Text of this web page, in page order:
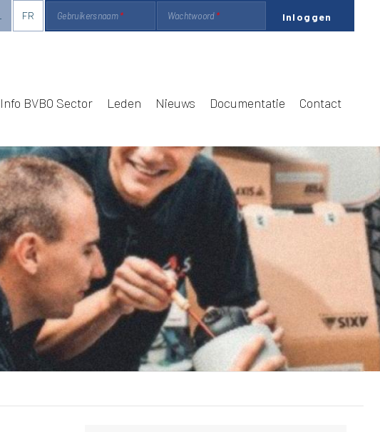
Gebruikersnaam Wachtwoord
FR
Info BVBO Sector Leden Nieuws Documentatie Contact